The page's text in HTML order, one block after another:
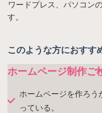
ワードプレス、パソコン
す。
このような方におすす
ホームページ制作ご
ホームページを作ろ
っている。